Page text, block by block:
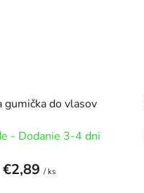
gumička do vlasov
- Dodanie 3-4 dni
€2,89/ ks